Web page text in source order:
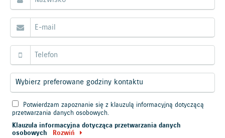
Potwierdzam zapoznanie się z klauzulą informacyjną dotyczącą
przetwarzania danych osobowych.
Klauzula informacyjna dotycząca przetwarzania danych
osobowych
Rozwiń